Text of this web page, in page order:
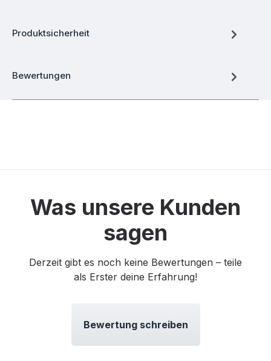
Produktsicherheit
Bewertungen
Was unsere Kunden
sagen
Derzeit gibt es noch keine Bewertungen – teile
als Erster deine Erfahrung!
Bewertung schreiben